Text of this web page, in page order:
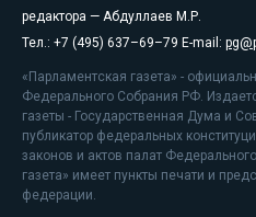
редактора — Абдуллаев М.Р.
Тел.: +7 (495) 637–69–79 E-mail:
«Парламентская газета» -
Федерального Собрания РФ.
газеты - Государственная Дума и
публикатор федеральных
законов и актов палат
газета» имеет пункты печати и
федерации.